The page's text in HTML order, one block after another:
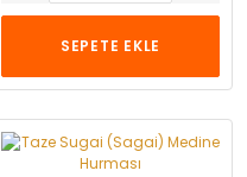
SEPETE EKLE